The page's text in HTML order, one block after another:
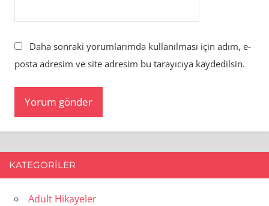
Daha sonraki yorumlarımda kullanılması için adım, e-
posta adresim ve site adresim bu tarayıcıya kaydedilsin.
KATEGORILER
Adult Hikayeler